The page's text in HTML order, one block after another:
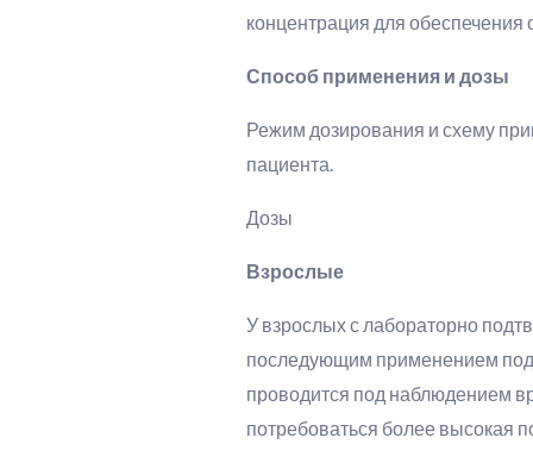
концентрация для
Способ применения и дозы
Режим дозирования и схему
пациента.
Дозы
Взрослые
У взрослых с лабораторно
последующим применением
проводится под наблюдением
потребоваться более высокая